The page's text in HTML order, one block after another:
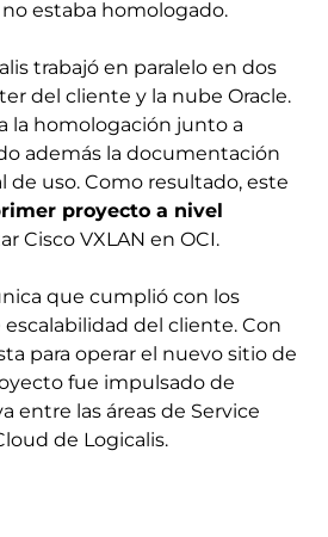
estaba homologado.
trabajó en paralelo en dos
del cliente y la nube Oracle.
la homologación junto a
además la documentación
de uso. Como resultado, este
proyecto a nivel
Cisco VXLAN en OCI.
que cumplió con los
del cliente. Con
para operar el nuevo sitio de
fue impulsado de
entre las áreas de Service
de Logicalis.